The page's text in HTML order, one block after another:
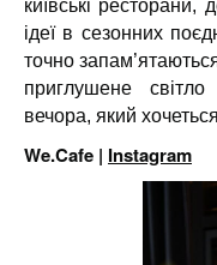
київські
ідеї в сезонних
точно
приглушене
вечора, який
We.Cafe | Instagram